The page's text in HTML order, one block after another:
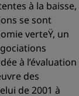
à la baisse,
se sont
verteŸ, un
à l’évaluation
des
de 2001 à